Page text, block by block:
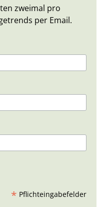
zweimal pro
per Email.
* Pflichteingabefelder